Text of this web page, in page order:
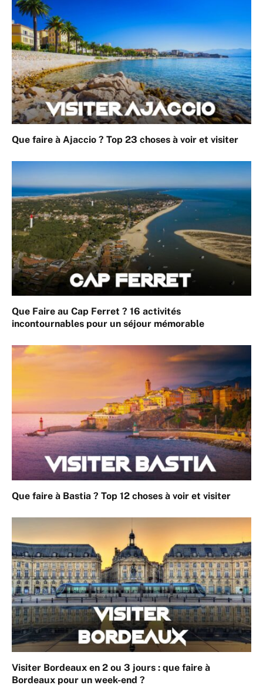
Que faire à Ajaccio ? Top 23 choses à voir et visiter
Que Faire au Cap Ferret ? 16 activités
incontournables pour un séjour mémorable
Que faire à Bastia ? Top 12 choses à voir et visiter
Visiter Bordeaux en 2 ou 3 jours : que faire à
Bordeaux pour un week-end ?